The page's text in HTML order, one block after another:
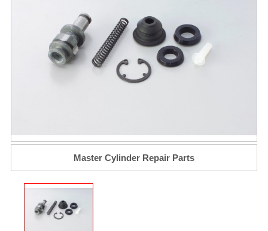
Master Cylinder​ Repair Parts​